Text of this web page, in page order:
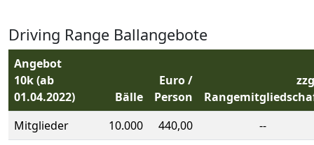
Driving Range Ballangebote
Angebot
10k(ab
01.04.2022)
Bälle
Euro /
Person
Mitglieder
10.000 440,00
--